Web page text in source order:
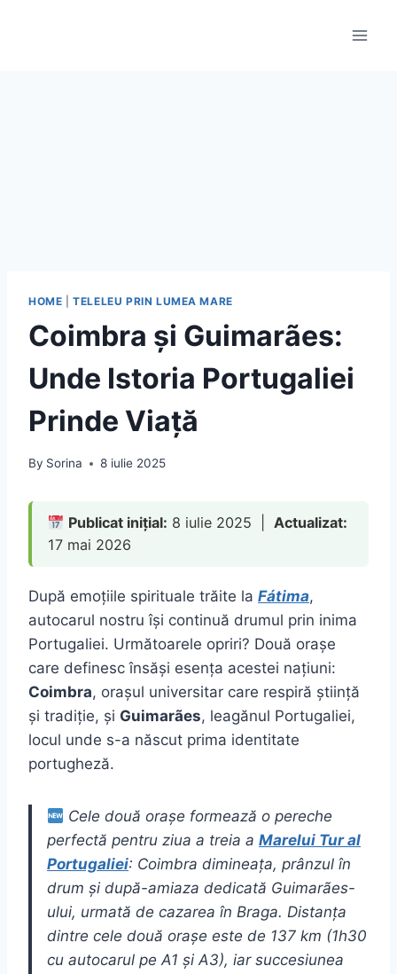
HOME |TELELEU PRIN LUMEA MARE
Coimbra și Guimarães:
Unde Istoria Portugaliei
Prinde Viață
By Sorina 8 iulie 2025
Publicat inițial: 8 iulie 2025 |Actualizat:
17 mai 2026
După emoțiile spirituale trăite la Fátima,
autocarul nostru își continuă drumul prin inima
Portugaliei. Următoarele opriri? Două orașe
care definesc însăși esența acestei națiuni:
Coimbra, orașul universitar care respiră știință
și tradiție, și Guimarães, leagănul Portugaliei,
locul unde s-a născut prima identitate
portugheză.
Cele două orașe formează o pereche
perfectă pentru ziua a treia a Marelui Tur al
Portugaliei: Coimbra dimineața, prânzul în
drum și după-amiaza dedicată Guimarães-
ului, urmată de cazarea în Braga. Distanța
dintre cele două orașe este de 137 km (1h30
cu autocarul pe A1 și A3), iar succesiunea